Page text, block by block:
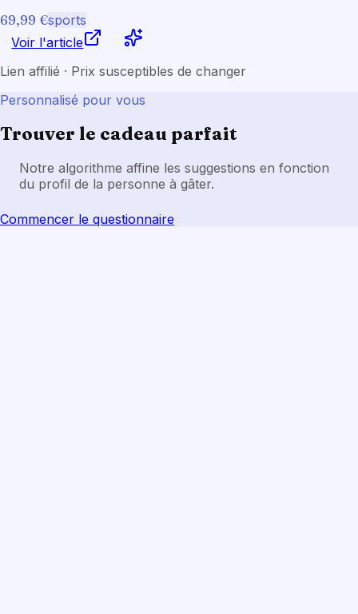
69,99 €sports
Voir l'article
Lien affilié · Prix susceptibles de changer
Personnalisé pour vous
Trouver le cadeau parfait
Notre algorithme affine les suggestions en fonction
du profil de la personne à gâter.
Commencer le questionnaire